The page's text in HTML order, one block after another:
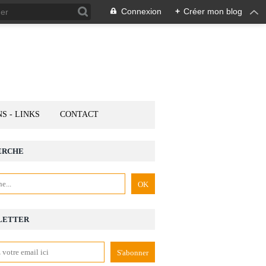
Connexion + Créer mon blog
- LINKS CONTACT